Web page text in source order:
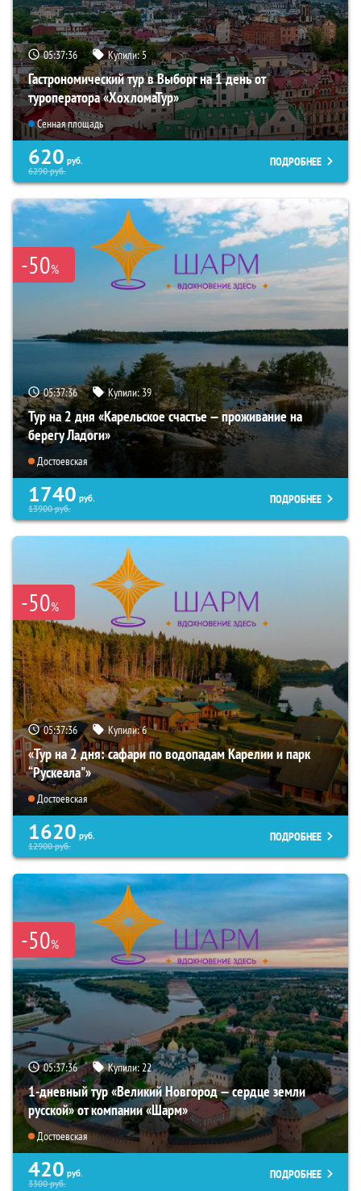
05:37:34 Купили:5
Гастрономический тур в Выборг на 1 день от
туроператора «ХохломаТур»
Сенная площадь
620 руб.
6290руб.
ПОДРОБНЕЕ
-50%
05:37:34 Купили:39
Тур на 2 дня «Карельское счастье — проживание на
берегу Ладоги»
Достоевская
1740 руб.
13900руб.
ПОДРОБНЕЕ
-50%
05:37:34 Купили:6
«Тур на 2 дня: сафари по водопадам Карелии и парк
“Рускеала"»
Достоевская
1620 руб.
12900руб.
ПОДРОБНЕЕ
-50%
05:37:34 Купили:22
1-дневный тур «Великий Новгород — сердце земли
русской» от компании «Шарм»
Достоевская
420 руб.
3300руб.
ПОДРОБНЕЕ